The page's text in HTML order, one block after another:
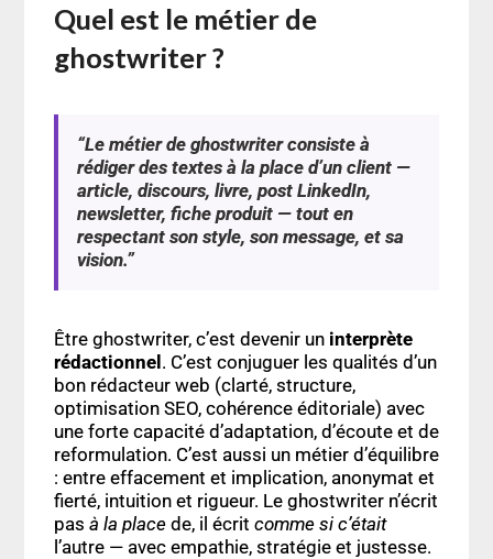
Quel est le métier de
ghostwriter ?
“Le métier de ghostwriter consiste à
rédiger des textes à la place d’un client —
article, discours, livre, post LinkedIn,
newsletter, fiche produit — tout en
respectant son style, son message, et sa
vision.”
Être ghostwriter, c’est devenir un interprète
rédactionnel. C’est conjuguer les qualités d’un
bon rédacteur web (clarté, structure,
optimisation SEO, cohérence éditoriale) avec
une forte capacité d’adaptation, d’écoute et de
reformulation. C’est aussi un métier d’équilibre
: entre effacement et implication, anonymat et
fierté, intuition et rigueur. Le ghostwriter n’écrit
pas à la placede, il écrit comme si c’était
l’autre — avec empathie, stratégie et justesse.